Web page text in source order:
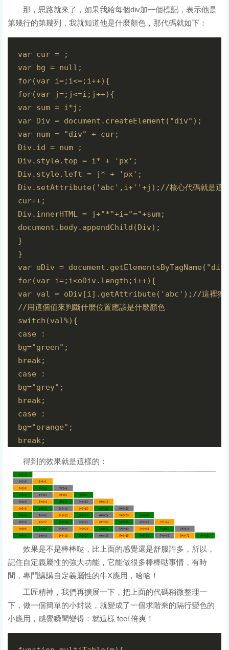
那，思路就來了，如果我給每個div加一個標記，表示他是
第幾行的第幾列，我就知道他是什麼顏色，那代碼就如下：
var cur = ;
var bg = null;
for(var i=;i<=;i++){
for(var j=;j<=i;j++){
var sum = i*j;
var Div = document.createElement("div");
var num = "div" + cur;
Div.id = num ;
Div.style.top = i* + 'px';
Div.style.left = j* + 'px';
Div.setAttribute('abc',i+''+j);//核心代碼就是這裡啦
cur++;
Div.innerHTML = j+"*"+i+"="+sum;
document.body.appendChild(Div);
}
}
var oDiv =
for(var i=;i<oDiv.length;i++){
var val = oDiv[i].getAttribute('abc');//這裡獲取
//用這個值來判斷什麼位置應該是什麼顏色
switch(val%){
case :
bg="green";
break;
case :
bg="grey";
break;
case :
bg="orange";
break;
oDiv[i].style.backgroundColor= bg;
}
得到的效果就是這樣的：
效果是不是棒棒哒，比上面的感覺還是舒服許多，所以，
記住自定義屬性的強大功能，它能做很多棒棒哒事情，有時
間，專門講講自定義屬性的牛X應用，哈哈！
工匠精神，我們再擴展一下，把上面的代碼稍微整理一
下，做一個簡單的小封裝，就變成了一個求階乘的隔行變色的
小應用，感覺瞬間變得：就這樣 feel 倍爽！